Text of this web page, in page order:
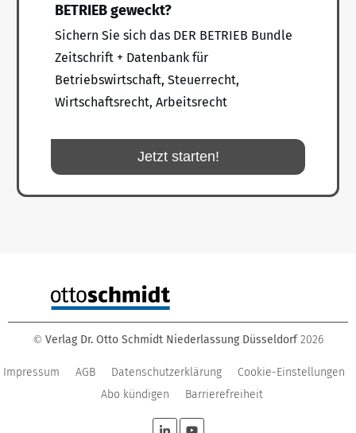
BETRIEB geweckt?
Sichern Sie sich das DER BETRIEB Bundle
Zeitschrift + Datenbank für
Betriebswirtschaft, Steuerrecht,
Wirtschaftsrecht, Arbeitsrecht
Jetzt starten!
© Verlag Dr. Otto Schmidt Niederlassung Düsseldorf 2026
Impressum AGB Datenschutzerklärung
Cookie-Einstellungen
Abo kündigen
Barrierefreiheit